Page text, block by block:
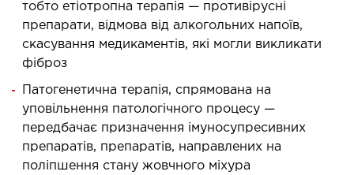
послуги
тобто етіотропна терапія — противірусні
препарати, відмова від алкогольних напоїв,
скасування медикаментів, які могли викликати
фіброз
Патогенетична терапія, спрямована на
уповільнення патологічного процесу —
передбачає призначення імуносупресивних
препаратів, препаратів, направлених на
поліпшення стану жовчного міхура